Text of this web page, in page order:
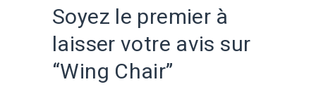
Soyez le premier à
laisser votre avis sur
“Wing Chair”